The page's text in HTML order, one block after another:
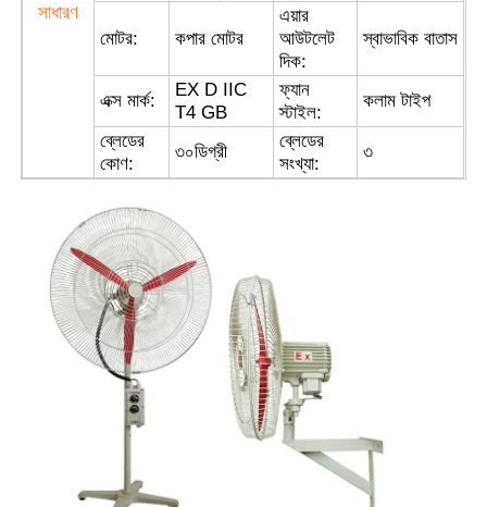
আমাদের সম্পর্কে
কারখানা ভ্রমণ
মান নিয়ন্ত্রণ
আমাদের সাথে যোগাযোগ করুন
উদ্ধৃতির জন্য আবেদন
বিস্ফোরণ প্রমাণ আলো
বিস্ফোরণ প্রমাণ অ্যালার্ম লাইট
বিস্ফোরণ প্রমাণ পাখা
সাধারণ
মোটর: কপার মোটর
এয়ার
আউটলেট
দিক:
স্বাভাবিক বাতাস
এক্স মার্ক:
EX D IIC
T4 GB
ফ্যান
স্টাইল:
কলাম টাইপ
ব্লেডের
কোণ:
৩০ডিগ্রী
ব্লেডের
সংখ্যা:
৩